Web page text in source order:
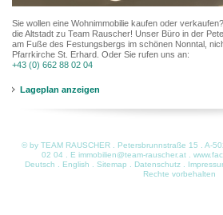
Sie wollen eine Wohnimmobilie kaufen oder
die Altstadt zu Team Rauscher! Unser Büro in der
am Fuße des Festungsbergs im schönen Nonntal,
Pfarrkirche St. Erhard. Oder Sie rufen uns an:
+43 (0) 662 88 02 04
Lageplan anzeigen
© by TEAM RAUSCHER . Petersbrunnstraße 15 . A-
02 04 . E immobilien@team-rauscher.at
Deutsch
English Sitemap Datenschutz
Rechte vorbehalten